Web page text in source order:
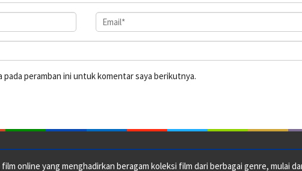
pada peramban ini untuk komentar saya berikutnya.
online yang menghadirkan beragam koleksi film dari berbagai genre, mulai